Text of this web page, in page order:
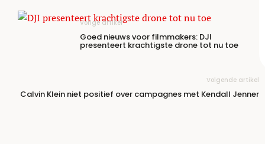
Vorige artikel
Goed nieuws voor filmmakers: DJI
presenteert krachtigste drone tot nu toe
Volgende artikel
Calvin Klein niet positief over campagnes met Kendall Jenner